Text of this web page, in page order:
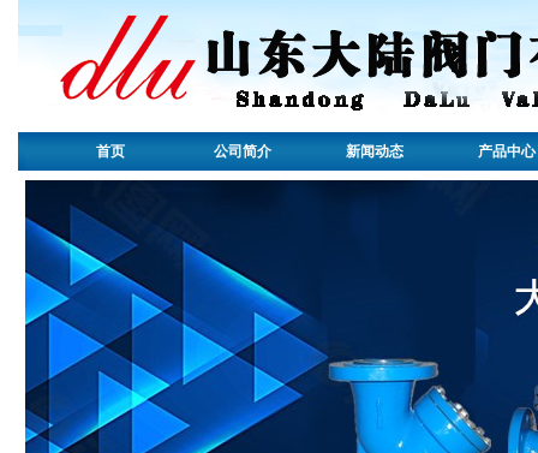
首页 公司简介 新闻动态 产品中心